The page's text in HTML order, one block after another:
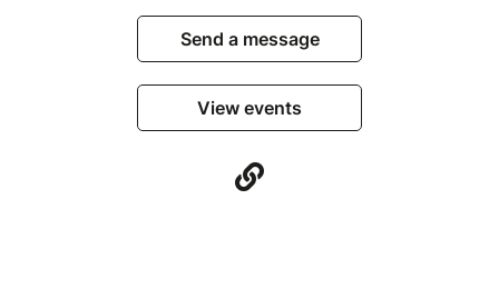
Send a message
View events